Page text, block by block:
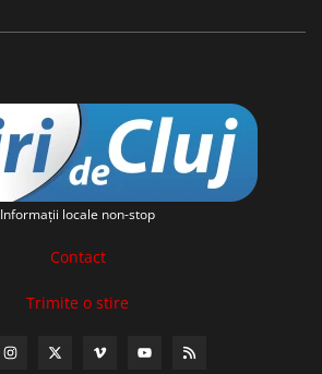
Informaţii locale non-stop
Contact
Trimite o stire